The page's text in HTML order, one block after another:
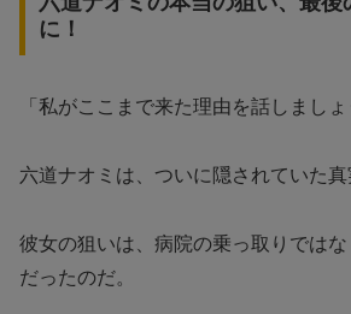
に！
「私がここまで来た理由を話しましょ
六道ナオミは、ついに隠されていた真
彼女の狙いは、病院の乗っ取りではな
だったのだ。